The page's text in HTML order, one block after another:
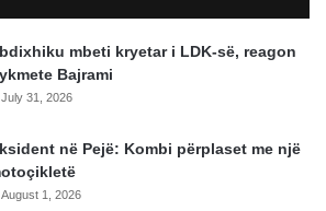
mbeti kryetar i LDK-së, reagon
Bajrami
July 31, 2026
në Pejë: Kombi përplaset me një
August 1, 2026